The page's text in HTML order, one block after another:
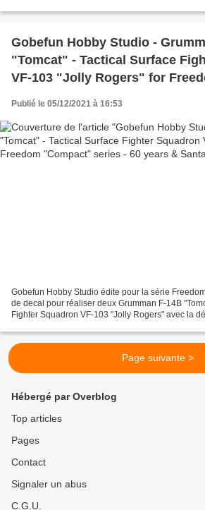
Gobefun Hobby Studio -
"Tomcat" - Tactical Surface
VF-103 "Jolly Rogers" for
Publié le 05/12/2021 à 16:53
Gobefun Hobby Studio édite pour la série
de decal pour réaliser deux Grumman F-14B
Fighter Squadron VF-103 "Jolly Rogers" avec la
Page suivante >
Hébergé par Overblog
Top articles
Pages
Contact
Signaler un abus
C.G.U.